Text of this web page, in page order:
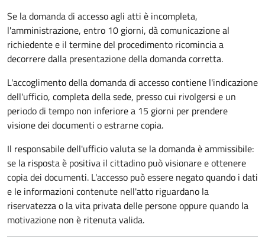
Se la domanda di accesso agli atti è incompleta,
l'amministrazione, entro 10 giorni, dà comunicazione al
richiedente e il termine del procedimento ricomincia a
decorrere dalla presentazione della domanda corretta.
L'accoglimento della domanda di accesso contiene l'indicazione
dell'ufficio, completa della sede, presso cui rivolgersi e un
periodo di tempo non inferiore a 15 giorni per prendere
visione dei documenti o estrarne copia.
Il responsabile dell'ufficio valuta se la domanda è ammissibile:
se la risposta è positiva il cittadino può visionare e ottenere
copia dei documenti. L'accesso può essere negato quando i dati
e le informazioni contenute nell'atto riguardano la
riservatezza o la vita privata delle persone oppure quando la
motivazione non è ritenuta valida.